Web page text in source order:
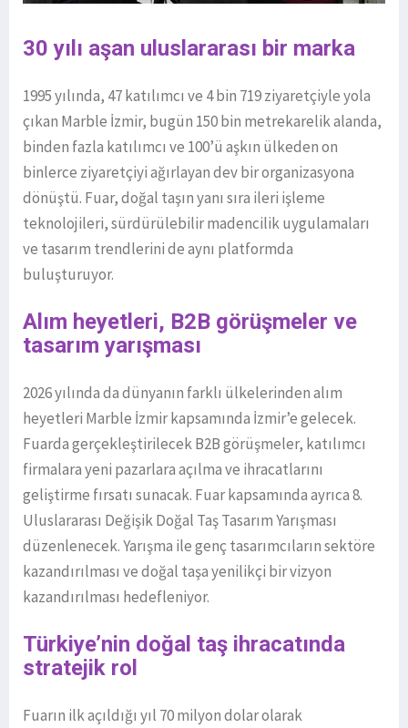
30 yılı aşan uluslararası bir marka
1995 yılında, 47 katılımcı ve 4 bin 719 ziyaretçiyle yola
çıkan Marble İzmir, bugün 150 bin metrekarelik alanda,
binden fazla katılımcı ve 100’ü aşkın ülkeden on
binlerce ziyaretçiyi ağırlayan dev bir organizasyona
dönüştü. Fuar, doğal taşın yanı sıra ileri işleme
teknolojileri, sürdürülebilir madencilik uygulamaları
ve tasarım trendlerini de aynı platformda
buluşturuyor.
Alım heyetleri, B2B görüşmeler ve
tasarım yarışması
2026 yılında da dünyanın farklı ülkelerinden alım
heyetleri Marble İzmir kapsamında İzmir’e gelecek.
Fuarda gerçekleştirilecek B2B görüşmeler, katılımcı
firmalara yeni pazarlara açılma ve ihracatlarını
geliştirme fırsatı sunacak. Fuar kapsamında ayrıca 8.
Uluslararası Değişik Doğal Taş Tasarım Yarışması
düzenlenecek. Yarışma ile genç tasarımcıların sektöre
kazandırılması ve doğal taşa yenilikçi bir vizyon
kazandırılması hedefleniyor.
Türkiye’nin doğal taş ihracatında
stratejik rol
Fuarın ilk açıldığı yıl 70 milyon dolar olarak